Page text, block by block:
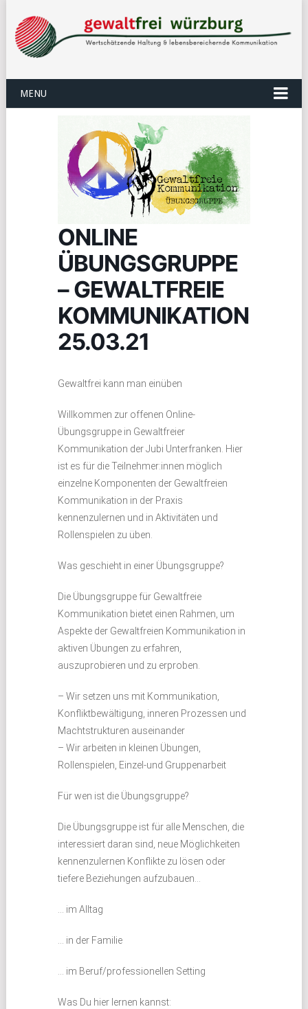
MENU
ONLINE
ÜBUNGSGRUPPE
– GEWALTFREIE
KOMMUNIKATION
25.03.21
Gewaltfrei kann man einüben
Willkommen zur offenen Online-
Übungsgruppe in Gewaltfreier
Kommunikation der Jubi Unterfranken. Hier
ist es für die Teilnehmer:innen möglich
einzelne Komponenten der Gewaltfreien
Kommunikation in der Praxis
kennenzulernen und in Aktivitäten und
Rollenspielen zu üben.
Was geschieht in einer Übungsgruppe?
Die Übungsgruppe für Gewaltfreie
Kommunikation bietet einen Rahmen, um
Aspekte der Gewaltfreien Kommunikation in
aktiven Übungen zu erfahren,
auszuprobieren und zu erproben.
– Wir setzen uns mit Kommunikation,
Konfliktbewältigung, inneren Prozessen und
Machtstrukturen auseinander
– Wir arbeiten in kleinen Übungen,
Rollenspielen, Einzel-und Gruppenarbeit
Für wen ist die Übungsgruppe?
Die Übungsgruppe ist für alle Menschen, die
interessiert daran sind, neue Möglichkeiten
kennenzulernen Konflikte zu lösen oder
tiefere Beziehungen aufzubauen…
… im Alltag
… in der Familie
… im Beruf/professionellen Setting
Was Du hier lernen kannst: